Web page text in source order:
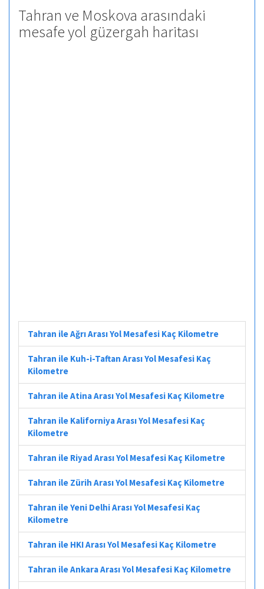
Tahran ve Moskova arasındaki
mesafe yol güzergah haritası
Tahran ile Ağrı Arası Yol Mesafesi Kaç Kilometre
Tahran ile Kuh-i-Taftan Arası Yol Mesafesi Kaç
Kilometre
Tahran ile Atina Arası Yol Mesafesi Kaç Kilometre
Tahran ile Kaliforniya Arası Yol Mesafesi Kaç
Kilometre
Tahran ile Riyad Arası Yol Mesafesi Kaç Kilometre
Tahran ile Zürih Arası Yol Mesafesi Kaç Kilometre
Tahran ile Yeni Delhi Arası Yol Mesafesi Kaç
Kilometre
Tahran ile HKI Arası Yol Mesafesi Kaç Kilometre
Tahran ile Ankara Arası Yol Mesafesi Kaç Kilometre